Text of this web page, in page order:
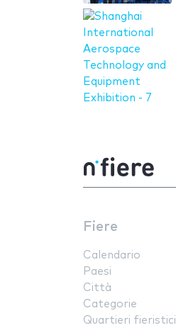
Fiere
Calendario
Paesi
Città
Categorie
Quartieri fieristici